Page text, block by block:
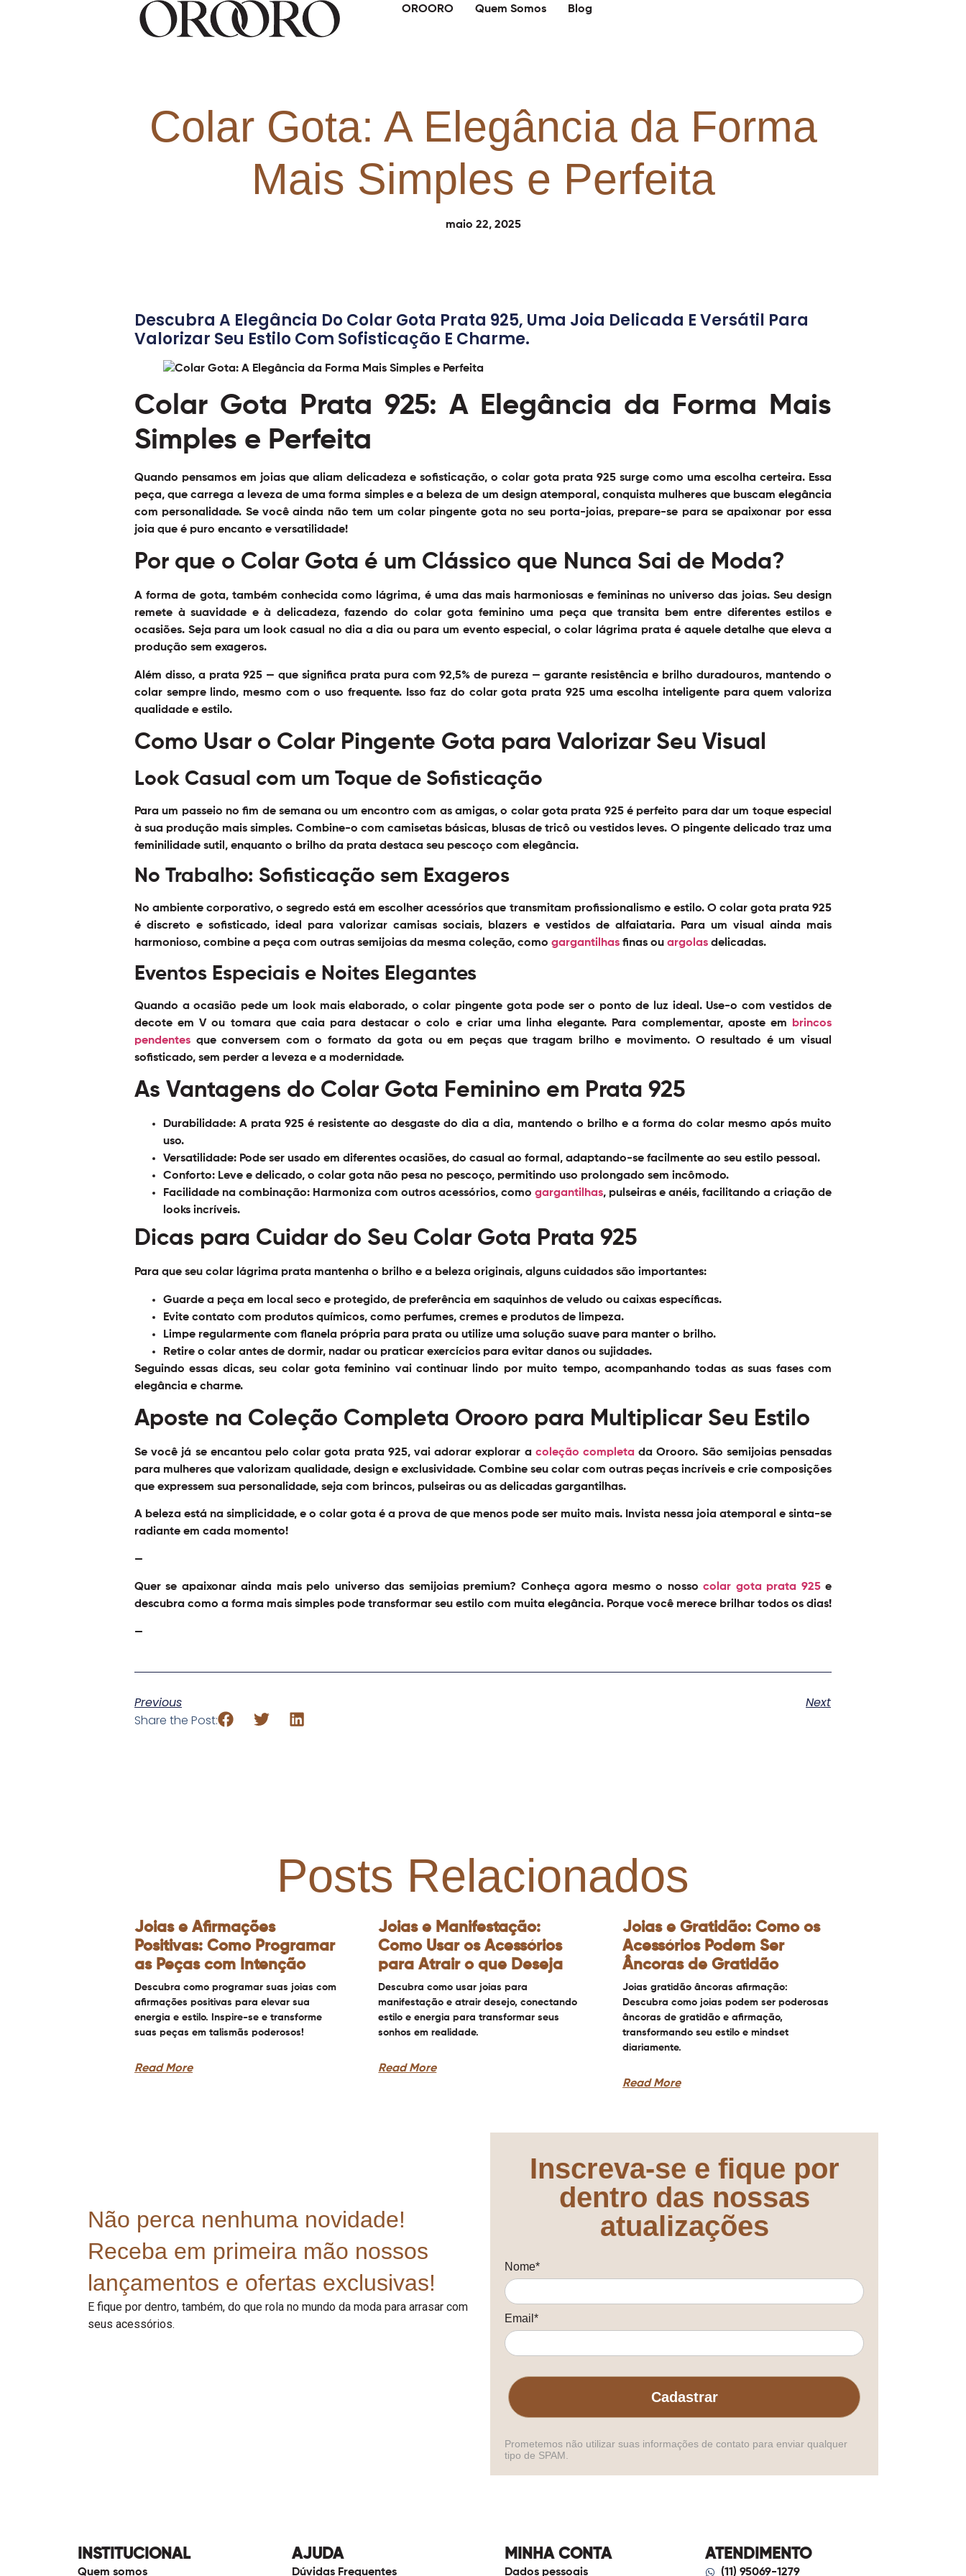
OROORO Quem Somos Blog
Colar Gota: A Elegância da Forma
Mais Simples e Perfeita
maio 22, 2025
Descubra A Elegância Do Colar Gota Prata 925, Uma Joia Delicada E Versátil Para
Valorizar Seu Estilo Com Sofisticação E Charme.
Colar Gota Prata 925: A Elegância da Forma Mais
Simples e Perfeita
Quando pensamos em joias que aliam delicadeza e sofisticação, o colar gota prata 925 surge como uma escolha certeira. Essa
peça, que carrega a leveza de uma forma simples e a beleza de um design atemporal, conquista mulheres que buscam elegância
com personalidade. Se você ainda não tem um colar pingente gota no seu porta-joias, prepare-se para se apaixonar por essa
joia que é puro encanto e versatilidade!
Por que o Colar Gota é um Clássico que Nunca Sai de Moda?
A forma de gota, também conhecida como lágrima, é uma das mais harmoniosas e femininas no universo das joias. Seu design
remete à suavidade e à delicadeza, fazendo do colar gota feminino uma peça que transita bem entre diferentes estilos e
ocasiões. Seja para um look casual no dia a dia ou para um evento especial, o colar lágrima prata é aquele detalhe que eleva a
produção sem exageros.
Além disso, a prata 925 — que significa prata pura com 92,5% de pureza — garante resistência e brilho duradouros, mantendo o
colar sempre lindo, mesmo com o uso frequente. Isso faz do colar gota prata 925 uma escolha inteligente para quem valoriza
qualidade e estilo.
Como Usar o Colar Pingente Gota para Valorizar Seu Visual
Look Casual com um Toque de Sofisticação
Para um passeio no fim de semana ou um encontro com as amigas, o colar gota prata 925 é perfeito para dar um toque especial
à sua produção mais simples. Combine-o com camisetas básicas, blusas de tricô ou vestidos leves. O pingente delicado traz uma
feminilidade sutil, enquanto o brilho da prata destaca seu pescoço com elegância.
No Trabalho: Sofisticação sem Exageros
No ambiente corporativo, o segredo está em escolher acessórios que transmitam profissionalismo e estilo. O colar gota prata 925
é discreto e sofisticado, ideal para valorizar camisas sociais, blazers e vestidos de alfaiataria. Para um visual ainda mais
harmonioso, combine a peça com outras semijoias da mesma coleção, como gargantilhas finas ou argolas delicadas.
Eventos Especiais e Noites Elegantes
Quando a ocasião pede um look mais elaborado, o colar pingente gota pode ser o ponto de luz ideal. Use-o com vestidos de
decote em V ou tomara que caia para destacar o colo e criar uma linha elegante. Para complementar, aposte em
brincos
pendentes que conversem com o formato da gota ou em peças que tragam brilho e movimento. O resultado é um visual
sofisticado, sem perder a leveza e a modernidade.
As Vantagens do Colar Gota Feminino em Prata 925
Durabilidade: A prata 925 é resistente ao desgaste do dia a dia, mantendo o brilho e a forma do colar mesmo após muito
uso.
Versatilidade: Pode ser usado em diferentes ocasiões, do casual ao formal, adaptando-se facilmente ao seu estilo pessoal.
Conforto: Leve e delicado, o colar gota não pesa no pescoço, permitindo uso prolongado sem incômodo.
Facilidade na combinação: Harmoniza com outros acessórios, como gargantilhas, pulseiras e anéis, facilitando a criação de
looks incríveis.
Dicas para Cuidar do Seu Colar Gota Prata 925
Para que seu colar lágrima prata mantenha o brilho e a beleza originais, alguns cuidados são importantes:
Guarde a peça em local seco e protegido, de preferência em saquinhos de veludo ou caixas específicas.
Evite contato com produtos químicos, como perfumes, cremes e produtos de limpeza.
Limpe regularmente com flanela própria para prata ou utilize uma solução suave para manter o brilho.
Retire o colar antes de dormir, nadar ou praticar exercícios para evitar danos ou sujidades.
Seguindo essas dicas, seu colar gota feminino vai continuar lindo por muito tempo, acompanhando todas as suas fases com
elegância e charme.
Aposte na Coleção Completa Orooro para Multiplicar Seu Estilo
Se você já se encantou pelo colar gota prata 925, vai adorar explorar a coleção completa da Orooro. São semijoias pensadas
para mulheres que valorizam qualidade, design e exclusividade. Combine seu colar com outras peças incríveis e crie composições
que expressem sua personalidade, seja com brincos, pulseiras ou as delicadas gargantilhas.
A beleza está na simplicidade, e o colar gota é a prova de que menos pode ser muito mais. Invista nessa joia atemporal e sinta-se
radiante em cada momento!
—
Quer se apaixonar ainda mais pelo universo das semijoias premium? Conheça agora mesmo o nossocolar gota prata 925e
descubra como a forma mais simples pode transformar seu estilo com muita elegância. Porque você merece brilhar todos os dias!
—
Previous
Next
Share the Post:
Posts Relacionados
Joias e Afirmações
Positivas: Como Programar
as Peças com Intenção
Descubra como programar suas joias com
afirmações positivas para elevar sua
energia e estilo. Inspire-se e transforme
suas peças em talismãs poderosos!
Read More
Joias e Manifestação:
Como Usar os Acessórios
para Atrair o que Deseja
Descubra como usar joias para
manifestação e atrair desejo, conectando
estilo e energia para transformar seus
sonhos em realidade.
Read More
Joias e Gratidão: Como os
Acessórios Podem Ser
Âncoras de Gratidão
Joias gratidão âncoras afirmação:
Descubra como joias podem ser poderosas
âncoras de gratidão e afirmação,
transformando seu estilo e mindset
diariamente.
Read More
Não perca nenhuma novidade!
Receba em primeira mão nossos
lançamentos e ofertas exclusivas!
E fique por dentro, também, do que rola no mundo da moda para arrasar com
seus acessórios.
Inscreva-se e fique por
dentro das nossas
atualizações
Nome*
Email*
Cadastrar
Prometemos não utilizar suas informações de contato para enviar qualquer
tipo de SPAM.
INSTITUCIONAL
Quem somos
AJUDA
Dúvidas Frequentes
MINHA CONTA
Dados pessoais
ATENDIMENTO
(11) 95069-1279